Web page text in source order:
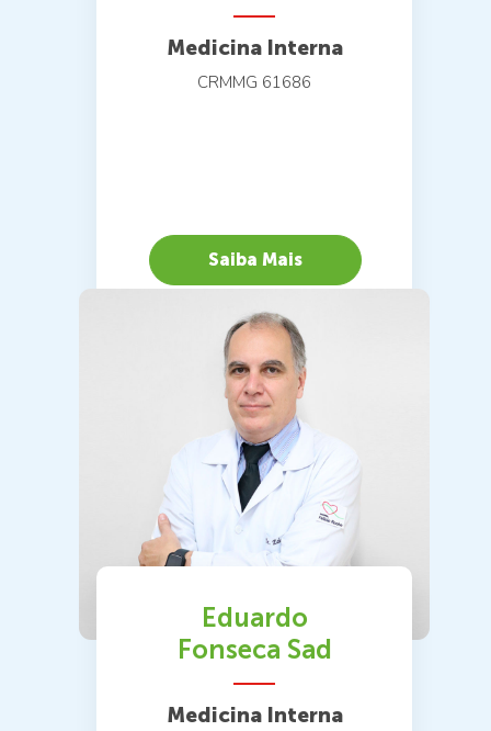
Medicina Interna
CRMMG 61686
Saiba Mais
Eduardo
Fonseca Sad
Medicina Interna